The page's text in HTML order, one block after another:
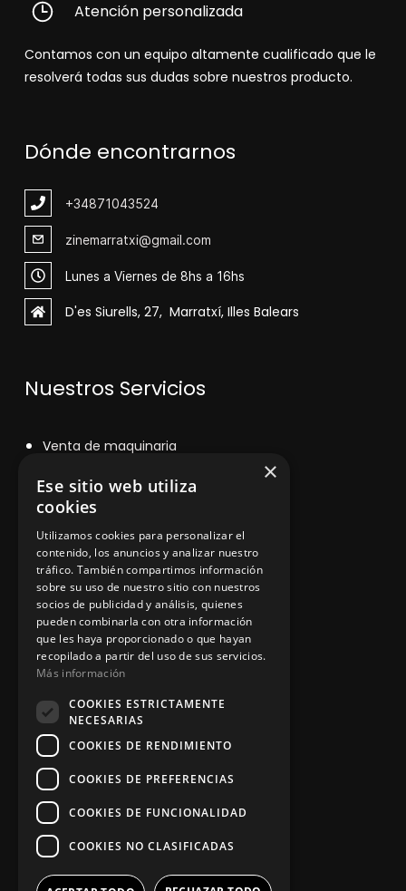
Atención personalizada
Contamos con un equipo altamente cualificado que le
resolverá todas sus dudas sobre nuestros producto.
Dónde encontrarnos
+34871043524
zinemarratxi@gmail.com
Lunes a Viernes de 8hs a 16hs
D'es Siurells, 27, Marratxí, Illes Balears
Nuestros Servicios
Venta de maquinaria
Asesoramiento personalizado
Instalación y reparación
Contacto
Información legal
Aviso legal
App Zine Hostelería
×
Ese sitio web utiliza
cookies
Utilizamos cookies para personalizar el
contenido, los anuncios y analizar nuestro
tráfico. También compartimos información
sobre su uso de nuestro sitio con nuestros
socios de publicidad y análisis, quienes
pueden combinarla con otra información
que les haya proporcionado o que hayan
recopilado a partir del uso de sus servicios.
Más información
COOKIES ESTRICTAMENTE
NECESARIAS
COOKIES DE RENDIMIENTO
COOKIES DE PREFERENCIAS
COOKIES DE FUNCIONALIDAD
COOKIES NO CLASIFICADAS